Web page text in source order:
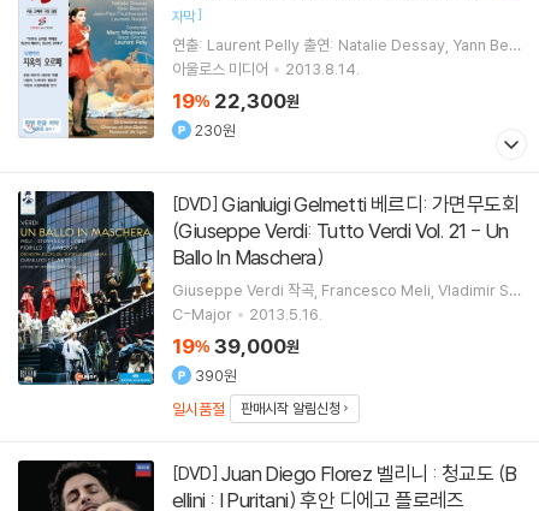
자막]
연출: Laurent Pelly 출연: Natalie Dessay, Yann Beu
ron, Jean-Paul Fouchecourt,Laurent Naouri
아울로스 미디어 2013.8.14.
19% 22,300원
230원
[DVD] Gianluigi Gelmetti 베르디: 가면무도회
(Giuseppe Verdi: Tutto Verdi Vol. 21 - Un
Ballo In Maschera)
Giuseppe Verdi 작곡 Francesco Meli Vladimir St
oyanov
Kristin Lewis
C-Major 2013.5.16.
19% 39,000원
390원
일시품절
판매시작 알림신청
[DVD] Juan Diego Florez 벨리니 : 청교도 (B
ellini : I Puritani) 후안 디에고 플로레즈